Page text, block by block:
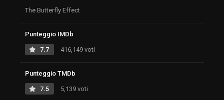
The Butterfly Effect
Punteggio IMDb
7.7 416,149 voti
Punteggio TMDb
7.5 5,139 voti